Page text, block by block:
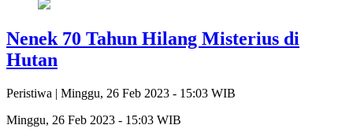
Nenek 70 Tahun Hilang Misterius di
Hutan
Peristiwa | Minggu, 26 Feb 2023 - 15:03 WIB
Minggu, 26 Feb 2023 - 15:03 WIB